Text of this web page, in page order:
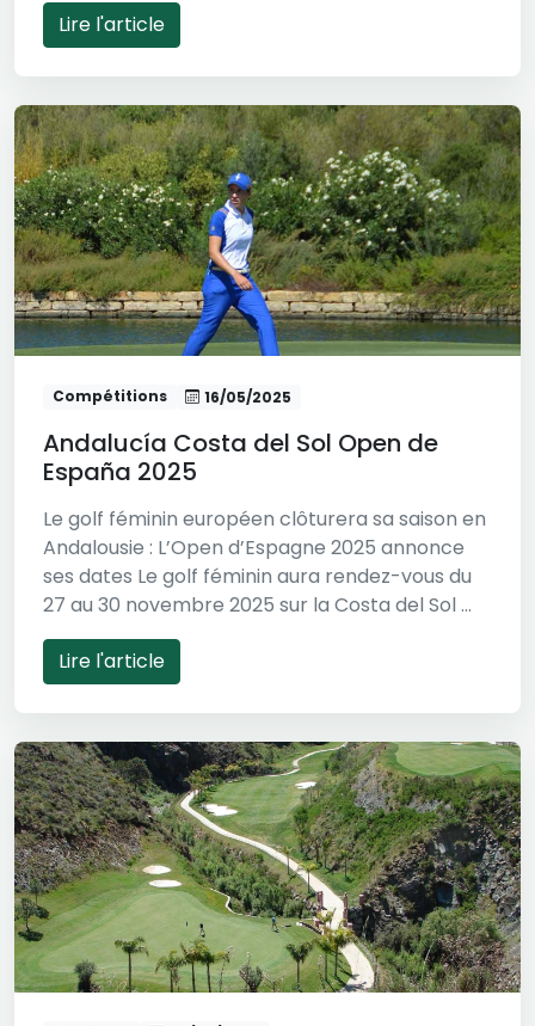
Lire l'article
Compétitions 16/05/2025
Andalucía Costa del Sol Open de
España 2025
Le golf féminin européen clôturera sa saison en
Andalousie : L’Open d’Espagne 2025 annonce
ses dates Le golf féminin aura rendez-vous du
27 au 30 novembre 2025 sur la Costa del Sol ...
Lire l'article